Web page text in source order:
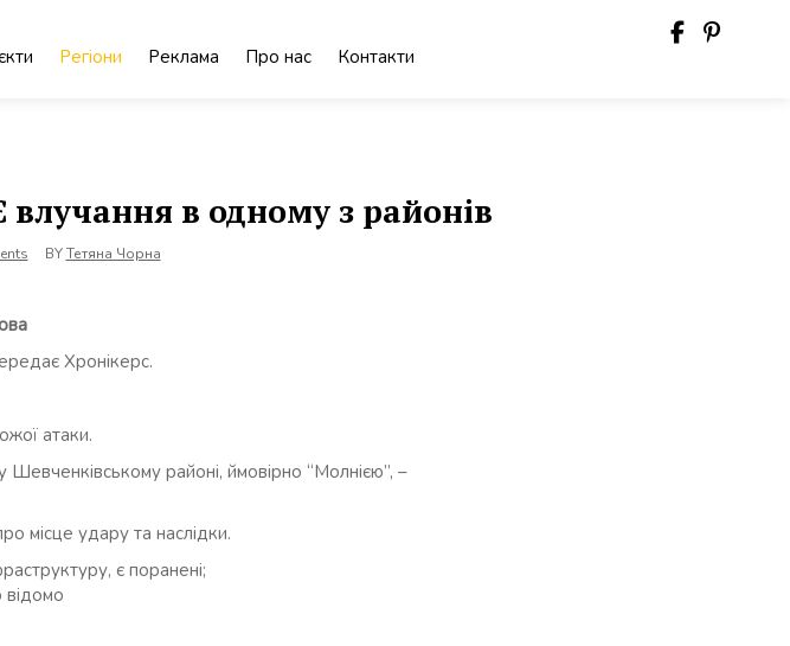
Регіони Реклама Про нас Контакти
в одному з районів
BYТетяна Чорна
Хронікерс.
атаки.
районі, ймовірно “Молнією”, –
місце удару та наслідки.
є поранені;